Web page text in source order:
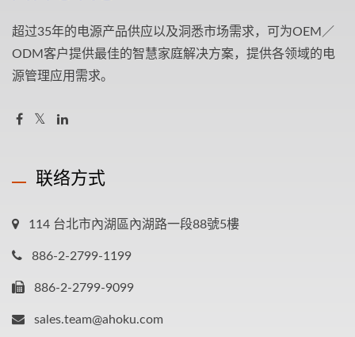
超过35年的电源产品供应以及洞悉市场需求，可为OEM／
ODM客户提供最佳的智慧家庭解决方案，提供各领域的电
源管理应用需求。
联络方式
114 台北市內湖區內湖路一段88號5樓
886-2-2799-1199
886-2-2799-9099
sales.team@ahoku.com